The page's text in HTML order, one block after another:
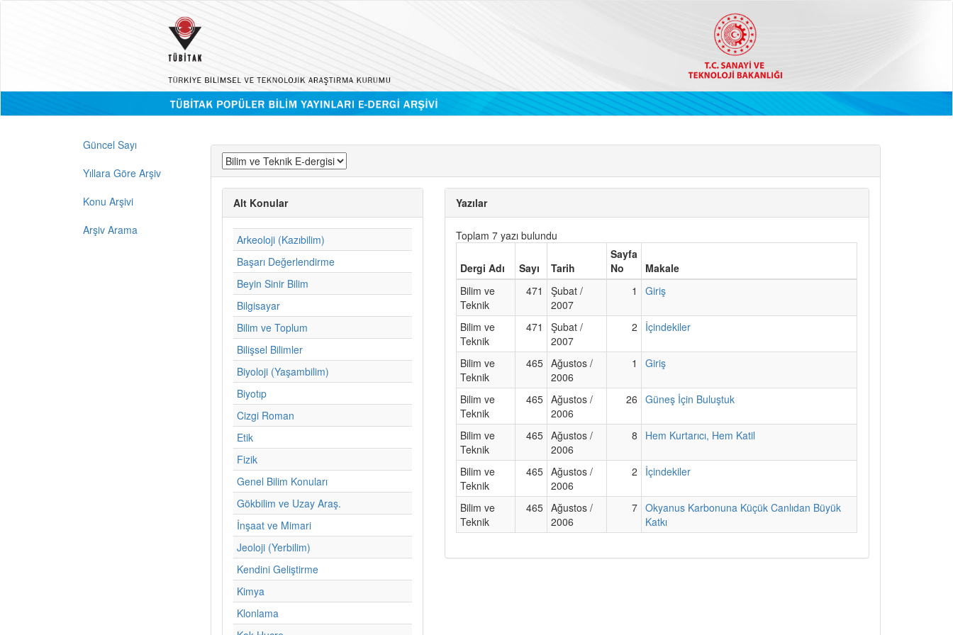
Güncel Sayı
Yıllara Göre Arşiv
Konu Arşivi
Arşiv Arama
Alt Konular
Arkeoloji (Kazıbilim)
Başarı Değerlendirme
Beyin Sinir Bilim
Bilgisayar
Bilim ve Toplum
Bilişsel Bilimler
Biyoloji (Yaşambilim)
Biyotıp
Cizgi Roman
Etik
Fizik
Genel Bilim Konuları
Gökbilim ve Uzay Araş.
İnşaat ve Mimari
Jeoloji (Yerbilim)
Kendini Geliştirme
Kimya
Klonlama
Yazılar
Toplam 7 yazı bulundu
Dergi Adı Sayı Tarih
Sayfa
No
Makale
Bilim ve
Teknik
471
Şubat /
2007
1 Giriş
Bilim ve
Teknik
471
Şubat /
2007
2 İçindekiler
Bilim ve
Teknik
465 Ağustos /
2006
1 Giriş
Bilim ve
Teknik
465 Ağustos /
2006
26 Güneş İçin Buluştuk
Bilim ve
Teknik
465 Ağustos /
2006
8 Hem Kurtarıcı, Hem Katil
Bilim ve
Teknik
465 Ağustos /
2006
2 İçindekiler
Bilim ve
Teknik
465 Ağustos /
2006
7 Okyanus Karbonuna Küçük Canlıdan Büyük
Katkı